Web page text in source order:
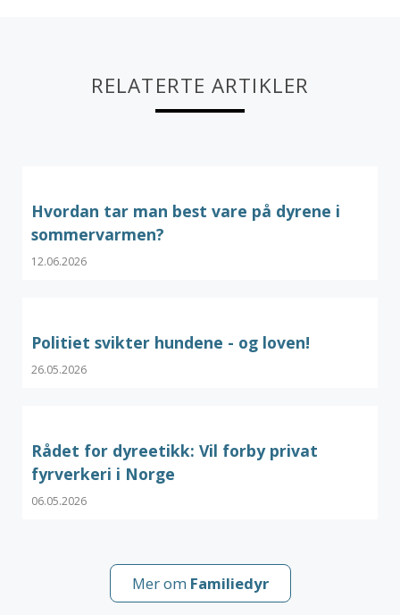
RELATERTE ARTIKLER
Hvordan tar man best vare på dyrene i
sommervarmen?
12.06.2026
Politiet svikter hundene - og loven!
26.05.2026
Rådet for dyreetikk: Vil forby privat
fyrverkeri i Norge
06.05.2026
Mer om Familiedyr